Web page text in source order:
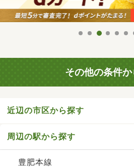
その他の条件
近辺の市区から探す
周辺の駅から探す
豊肥本線